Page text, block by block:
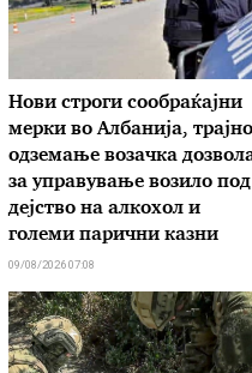
Нови строги сообраќајни
мерки во Aлбанија, трајно
одземање возачка
за управување возило под
дејство на алкохол и
големи парични казни
09/08/2026 07:08